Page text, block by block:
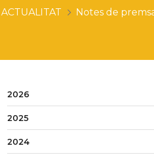
ACTUALITAT Notes de
2026
2025
2024